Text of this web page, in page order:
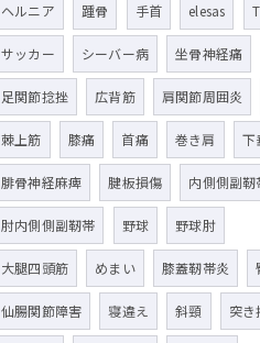
ヘルニア 踵骨 手首 elesas
サッカー シーバー病 坐骨神経痛
足関節捻挫 広背筋 肩関節周囲炎
棘上筋 膝痛 首痛 巻き肩 下
腓骨神経麻痺 腱板損傷 内側側副靭
肘内側側副靭帯 野球 野球肘
大腿四頭筋 めまい 膝蓋靭帯炎
仙腸関節障害 寝違え 斜頸 突き